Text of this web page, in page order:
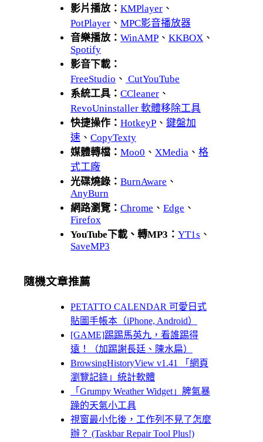
影片播放： KMPlayer 、
PotPlayer 、 MPC影音播放器
音樂播放： WinAMP 、 KKBOX 、
Spotify
影音下載：
FreeStudio 、 CutYouTube
系統工具： CCleaner 、
RevoUninstaller 軟體移除工具
快捷操作： HotkeyP 、 鍵盤加
速 、 CopyTexty
媒體轉檔： Moo0 、 XMedia 、 格
式工廠
光碟燒錄： BurnAware 、
AnyBurn
網路瀏覽： Chrome 、 Edge 、
Firefox
YouTube下載、轉MP3： YT1s 、
SaveMP3
隨機文章推薦
PETATTO CALENDAR 可愛日式
貼圖手帳本（iPhone, Android）
[GAME]踢踢馬英九，看誰踢得
遠！（加踢謝長廷、陳水扁）
BrowsingHistoryView v1.41 「網頁
瀏覽記錄」統計軟體
「Grumpy Weather Widget」脾氣暴
躁的天氣小工具
視窗最小化後，工作列不見了怎麼
辦？ (Taskbar Repair Tool Plus!)